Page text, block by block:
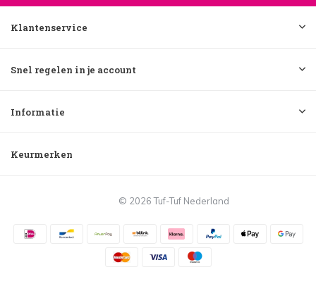
Klantenservice
Snel regelen in je account
Informatie
Keurmerken
© 2026 Tuf-Tuf Nederland